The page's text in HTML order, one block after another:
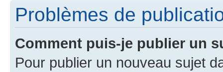
Problèmes de
Comment puis-je publier un
Pour publier un nouveau sujet